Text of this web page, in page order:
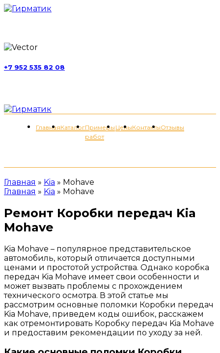
+7 952 535 82 08
ГлавнаяКаталогПримеры
работ
ЦеныКонтактыОтзывы
Главная » Kia » Mohave
Главная » Kia » Mohave
Ремонт Коробки передач Kia
Mohave
Kia Mohave – популярное представительское
автомобиль, который отличается доступными
ценами и простотой устройства. Однако коробка
передач Kia Mohave имеет свои особенности и
может вызвать проблемы с прохождением
технического осмотра. В этой статье мы
рассмотрим основные поломки Коробки передач
Kia Mohave, приведем коды ошибок, расскажем
как отремонтировать Коробку передач Kia Mohave
и предоставим рекомендации по уходу за ней.